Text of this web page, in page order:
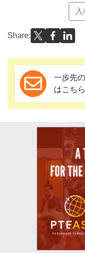
Share:
一歩先
はこちら